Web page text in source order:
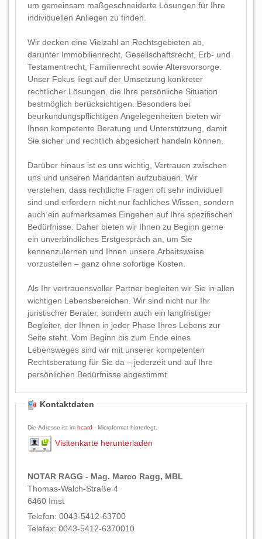
um gemeinsam maßgeschneiderte Lösungen für Ihre
individuellen Anliegen zu finden.
Wir decken eine Vielzahl an Rechtsgebieten ab,
darunter Immobilienrecht, Gesellschaftsrecht, Erb- und
Testamentrecht, Familienrecht sowie Altersvorsorge.
Unser Fokus liegt auf der Umsetzung konkreter
rechtlicher Lösungen, die Ihre persönliche Situation
bestmöglich berücksichtigen. Besonders bei
beurkundungspflichtigen Angelegenheiten bieten wir
Ihnen kompetente Beratung und Unterstützung, damit
Sie sicher und rechtlich abgesichert handeln können.
Darüber hinaus ist es uns wichtig, Vertrauen zwischen
uns und unseren Mandanten aufzubauen. Wir
verstehen, dass rechtliche Fragen oft sehr individuell
sind und erfordern nicht nur fachliches Wissen, sondern
auch ein aufmerksames Eingehen auf Ihre spezifischen
Bedürfnisse. Daher bieten wir Ihnen zu Beginn gerne
ein unverbindliches Erstgespräch an, um Sie
kennenzulernen und Ihnen unsere Arbeitsweise
vorzustellen – ganz ohne sofortige Kosten.
Als Ihr vertrauensvoller Partner begleiten wir Sie in allen
wichtigen Lebensbereichen. Wir sind nicht nur Ihr
juristischer Berater, sondern auch ein langfristiger
Begleiter, der Ihnen in jeder Phase Ihres Lebens zur
Seite steht. Vom Beginn bis zum Ende eines
Lebensweges sind wir mit unserer kompetenten
Rechtsberatung für Sie da – jederzeit und auf Ihre
persönlichen Bedürfnisse abgestimmt.
Kontaktdaten
Die Adresse ist im hcard - Microformat hinterlegt.
Visitenkarte herunterladen
NOTAR RAGG - Mag. Marco Ragg, MBL
Thomas-Walch-Straße 4
6460 Imst
Telefon: 0043-5412-63700
Telefax: 0043-5412-6370010